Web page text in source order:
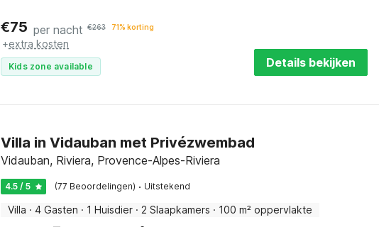
€75 per nacht €263 71% korting
+extra kosten
Kids zone available Details bekijken
Villa in Vidauban met Privézwembad
Vidauban, Riviera, Provence-Alpes-Riviera
4.5 / 5 (77 Beoordelingen) · Uitstekend
Villa · 4 Gasten · 1 Huisdier · 2 Slaapkamers · 100 m² oppervlakte